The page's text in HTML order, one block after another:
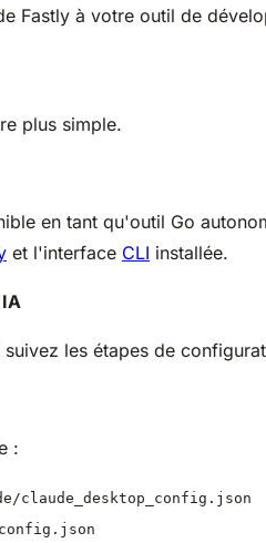
Fastly à votre outil de
plus simple.
en tant qu'outil Go
et l'interface CLI installée.
les étapes de
:
claude_desktop_config.json